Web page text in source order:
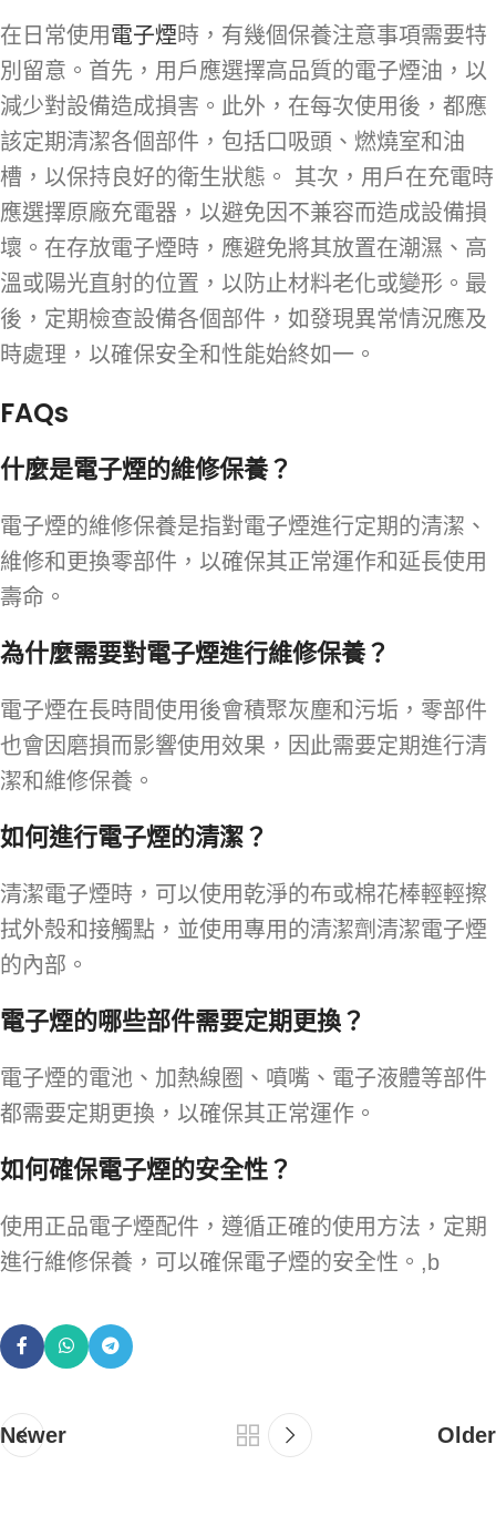
在日常使用電子煙時，有幾個保養注意事項需要特
別留意。首先，用戶應選擇高品質的電子煙油，以
減少對設備造成損害。此外，在每次使用後，都應
該定期清潔各個部件，包括口吸頭、燃燒室和油
槽，以保持良好的衛生狀態。 其次，用戶在充電時
應選擇原廠充電器，以避免因不兼容而造成設備損
壞。在存放電子煙時，應避免將其放置在潮濕、高
溫或陽光直射的位置，以防止材料老化或變形。最
後，定期檢查設備各個部件，如發現異常情況應及
時處理，以確保安全和性能始終如一。
FAQs
什麼是電子煙的維修保養？
電子煙的維修保養是指對電子煙進行定期的清潔、
維修和更換零部件，以確保其正常運作和延長使用
壽命。
為什麼需要對電子煙進行維修保養？
電子煙在長時間使用後會積聚灰塵和污垢，零部件
也會因磨損而影響使用效果，因此需要定期進行清
潔和維修保養。
如何進行電子煙的清潔？
清潔電子煙時，可以使用乾淨的布或棉花棒輕輕擦
拭外殼和接觸點，並使用專用的清潔劑清潔電子煙
的內部。
電子煙的哪些部件需要定期更換？
電子煙的電池、加熱線圈、噴嘴、電子液體等部件
都需要定期更換，以確保其正常運作。
如何確保電子煙的安全性？
使用正品電子煙配件，遵循正確的使用方法，定期
進行維修保養，可以確保電子煙的安全性。,b
Newer Older